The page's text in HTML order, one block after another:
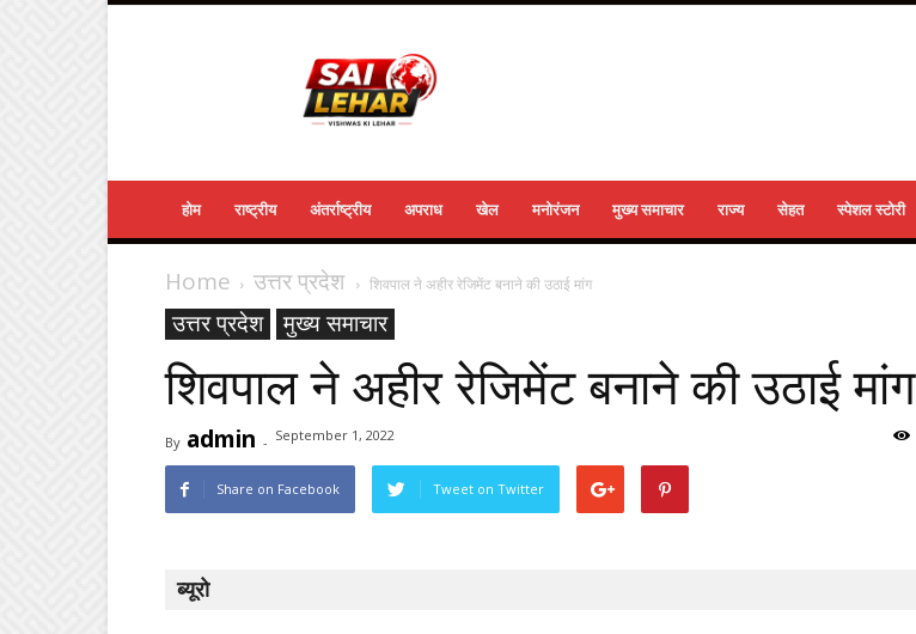
होम राष्ट्रीय अंतर्राष्ट्रीय अपराध खेल मनोरंजन मुख्य समाचार राज्य सेहत स्पेशल स्टोरी
Home उत्तर प्रदेश शिवपाल ने अहीर रेजिमेंट बनाने की उठाई मांग
उत्तर प्रदेश मुख्य समाचार
शिवपाल ने अहीर रेजिमेंट बनाने की उठाई मांग
By admin - September 1, 2022
Share on Facebook Tweet on Twitter
ब्यूरो